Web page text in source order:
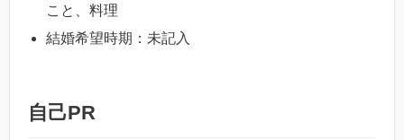
こと、料理
結婚希望時期：未記入
自己PR